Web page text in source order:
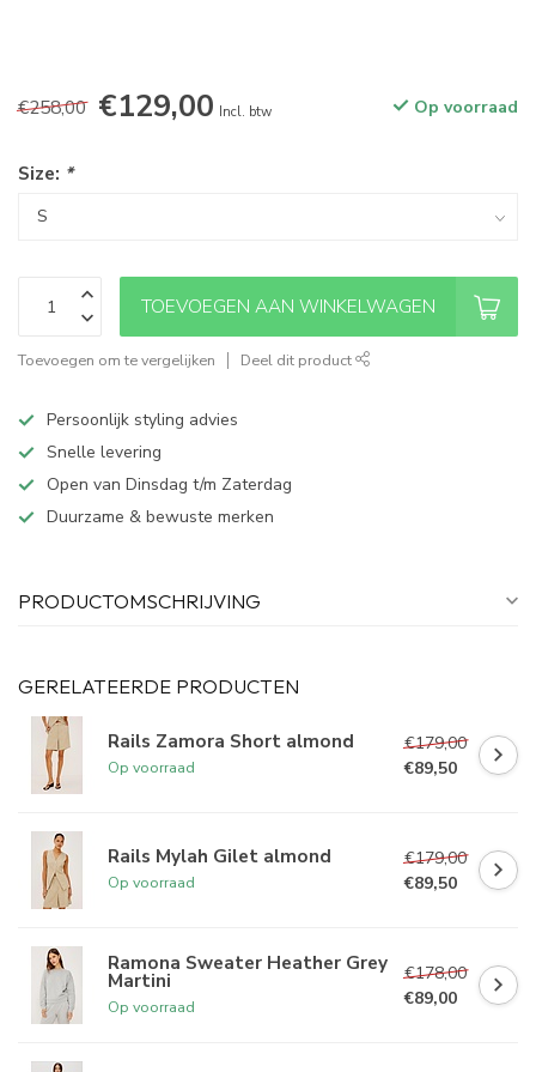
€258,00 €129,00 Incl. btw Op voorraad
Size: *
TOEVOEGEN AAN WINKELWAGEN
Toevoegen om te vergelijken Deel dit product
Persoonlijk styling advies
Snelle levering
Open van Dinsdag t/m Zaterdag
Duurzame & bewuste merken
PRODUCTOMSCHRIJVING
GERELATEERDE PRODUCTEN
Rails Zamora Short almond
Op voorraad
€179,00
€89,50
Rails Mylah Gilet almond
Op voorraad
€179,00
€89,50
Ramona Sweater Heather Grey
Martini
Op voorraad
€178,00
€89,00